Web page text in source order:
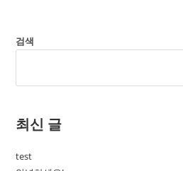
검색
최신 글
test